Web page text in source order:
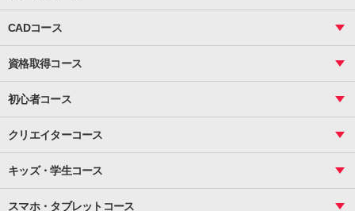
関数
ピボットテーブル
マクロ
資料作成（基礎）
資料作成（応用）
CADコース
図面作成（基礎）
図面作成（応用）
資格取得コース
ビジネス統計
CS
サーティファイ
初心者コース
インターネット活用
メール活用
クリエイターコース
基礎
応用
Illustrator
キッズ・学生コース
スマホ・タブレットコース